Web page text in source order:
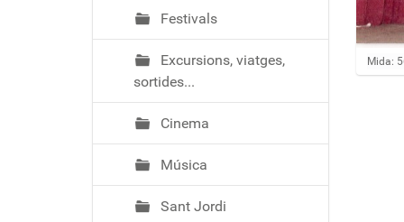
Feu
Mida:
Festivals
Excursions, viatges,
sortides...
Cinema
Música
Sant Jordi